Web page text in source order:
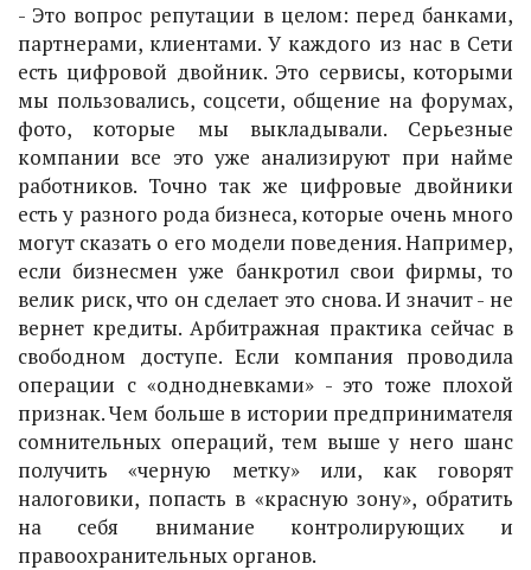
- Это вопрос репутации в целом: перед банками,
партнерами, клиентами. У каждого из нас в Сети
есть цифровой двойник. Это сервисы, которыми
мы пользовались, соцсети, общение на форумах,
фото, которые мы выкладывали. Серьезные
компании все это уже анализируют при найме
работников. Точно так же цифровые двойники
есть у разного рода бизнеса, которые очень много
могут сказать о его модели поведения. Например,
если бизнесмен уже банкротил свои фирмы, то
велик риск, что он сделает это снова. И значит - не
вернет кредиты. Арбитражная практика сейчас в
свободном доступе. Если компания проводила
операции с «однодневками» - это тоже плохой
признак. Чем больше в истории предпринимателя
сомнительных операций, тем выше у него шанс
получить «черную метку» или, как говорят
налоговики, попасть в «красную зону», обратить
на себя внимание контролирующих и
правоохранительных органов.